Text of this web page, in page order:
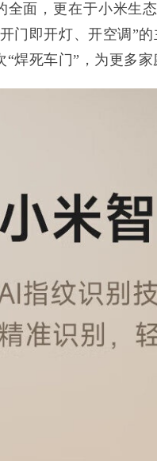
全面，更在于小米生
门即开灯、开空调”
“焊死车门”，为更多